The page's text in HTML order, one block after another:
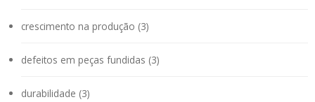
crescimento na produção (3)
defeitos em peças fundidas (3)
durabilidade (3)